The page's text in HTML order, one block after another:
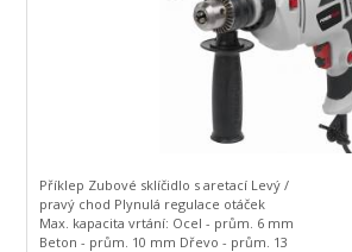
Příklep Zubové sklíčidlo s aretací Levý /
pravý chod Plynulá regulace otáček
Max. kapacita vrtání: Ocel - prům. 6 mm
Beton - prům. 10 mm Dřevo - prům. 13